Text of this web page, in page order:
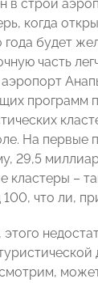
в строй
когда
года будет
часть
аэропорт
программ
На первые
29,5
кластеры –
что ли,